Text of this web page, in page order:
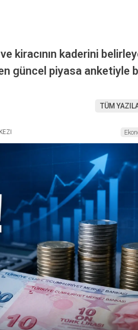
kiracının kaderini
güncel piyasa
TÜM